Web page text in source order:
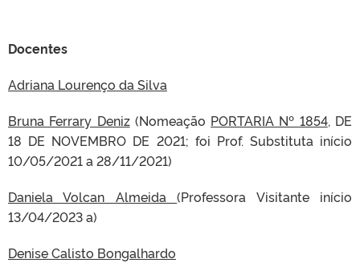
Docentes
Adriana Lourenço da Silva
Bruna Ferrary Deniz(Nomeação PORTARIA Nº 1854, DE
18 DE NOVEMBRO DE 2021; foi Prof. Substituta início
10/05/2021 a 28/11/2021)
Daniela Volcan Almeida(Professora Visitante início
13/04/2023 a)
Denise Calisto Bongalhardo